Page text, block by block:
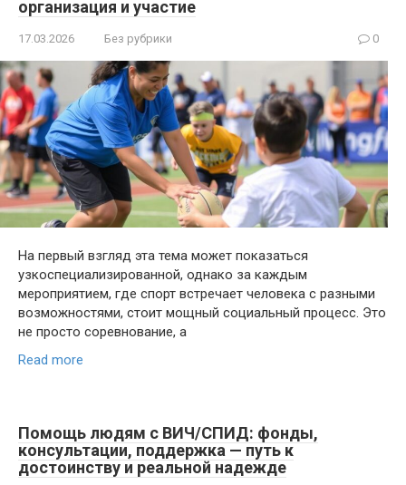
организация и участие
17.03.2026 Без рубрики 0
На первый взгляд эта тема может показаться
узкоспециализированной, однако за каждым
мероприятием, где спорт встречает человека с разными
возможностями, стоит мощный социальный процесс. Это
не просто соревнование, а
Read more
Помощь людям с ВИЧ/СПИД: фонды,
консультации, поддержка — путь к
достоинству и реальной надежде